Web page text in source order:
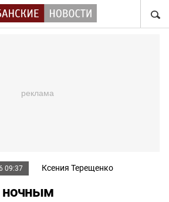
09:37 Ксения Терещенко